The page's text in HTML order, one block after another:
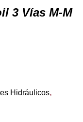
3 Vías M-M
Hidráulicos,